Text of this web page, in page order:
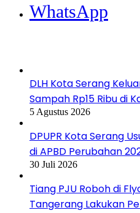
WhatsApp
DLH Kota Serang
Sampah Rp15 Ribu di
5 Agustus 2026
DPUPR Kota Serang
di APBD Perubahan
30 Juli 2026
Tiang PJU Roboh di
Tangerang Lakukan